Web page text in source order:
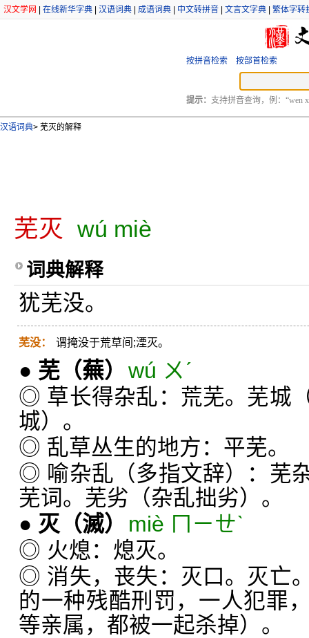
汉文学网 在线新华字典 汉语词典 成语词典 中文转拼音 文言文字典 繁体字转
按拼音检索 按部首检索
提示： 支持拼音查询，例：“wen
汉语词典> 芜灭的解释
芜灭 wú miè
词典解释
犹芜没。
芜没： 谓掩没于荒草间;湮灭。
● 芜 （蕪） wú ㄨˊ
◎ 草长得杂乱：荒芜。芜城
城）。
◎ 乱草丛生的地方：平芜。
◎ 喻杂乱（多指文辞）：芜
芜词。芜劣（杂乱拙劣）。
● 灭 （滅）
miè ㄇㄧㄝˋ
◎ 火熄：熄灭。
◎ 消失，丧失：灭口。灭亡
的一种残酷刑罚，一人犯罪
等亲属，都被一起杀掉）。